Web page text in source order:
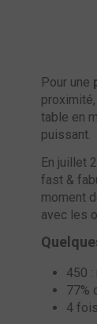
Pour une
table en
puissant.
En juillet
fast &
moment
avec les
450
77%
4